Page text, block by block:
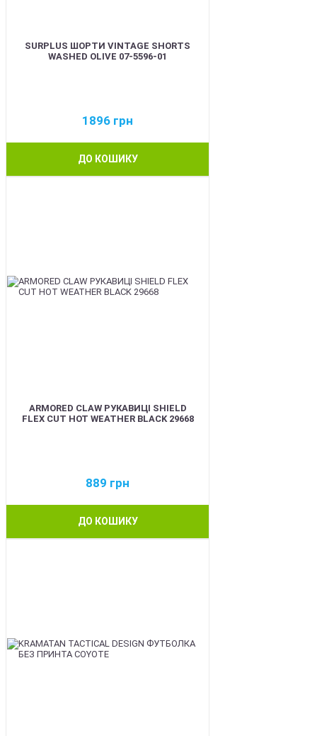
SURPLUS ШОРТИ VINTAGE SHORTS
WASHED OLIVE 07-5596-01
1896 грн
ДО КОШИКУ
ARMORED CLAW РУКАВИЦІ SHIELD
FLEX CUT HOT WEATHER BLACK 29668
889 грн
ДО КОШИКУ